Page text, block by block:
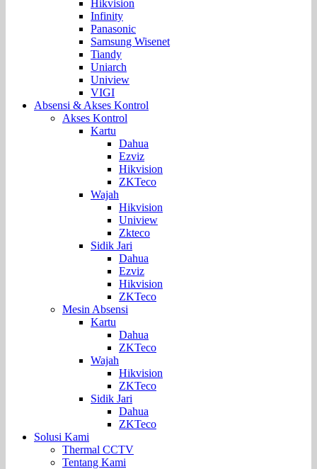
Hikvision
Infinity
Panasonic
Samsung Wisenet
Tiandy
Uniarch
Uniview
VIGI
Absensi & Akses Kontrol
Akses Kontrol
Kartu
Dahua
Ezviz
Hikvision
ZKTeco
Wajah
Hikvision
Uniview
Zkteco
Sidik Jari
Dahua
Ezviz
Hikvision
ZKTeco
Mesin Absensi
Kartu
Dahua
ZKTeco
Wajah
Hikvision
ZKTeco
Sidik Jari
Dahua
ZKTeco
Solusi Kami
Thermal CCTV
Tentang Kami